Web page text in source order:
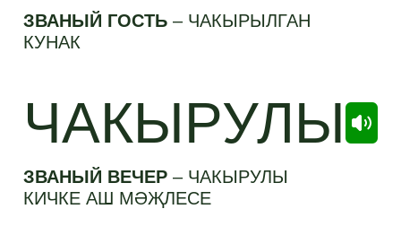
ЗВАНЫЙ ГОСТЬ– ЧАКЫРЫЛГАН
КУНАК
ЧАКЫРУЛЫ
ЗВАНЫЙ ВЕЧЕР– ЧАКЫРУЛЫ
КИЧКЕ АШ МӘҖЛЕСЕ